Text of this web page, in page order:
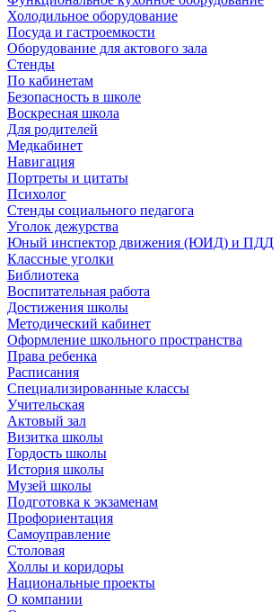
Холодильное оборудование
Посуда и гастроемкости
Оборудование для актового зала
Стенды
По кабинетам
Безопасность в школе
Воскресная школа
Для родителей
Медкабинет
Навигация
Портреты и цитаты
Психолог
Стенды социального педагога
Уголок дежурства
Юный инспектор движения (ЮИД) и ПДД
Классные уголки
Библиотека
Воспитательная работа
Достижения школы
Методический кабинет
Оформление школьного пространства
Права ребенка
Расписания
Специализированные классы
Учительская
Актовый зал
Визитка школы
Гордость школы
История школы
Музей школы
Подготовка к экзаменам
Профориентация
Самоуправление
Столовая
Холлы и коридоры
Национальные проекты
О компании